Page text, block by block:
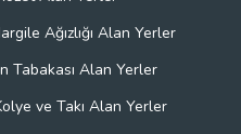
Ağızlığı Alan Yerler
Tabakası Alan Yerler
ve Takı Alan Yerler